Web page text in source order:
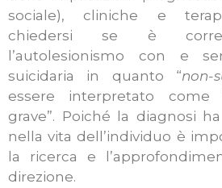
sociale), cliniche e
chiedersi se è
l’autolesionismo con e
suicidaria in quanto “non-
essere interpretato come
grave”. Poiché la diagnosi
nella vita dell’individuo è
la ricerca e
direzione.